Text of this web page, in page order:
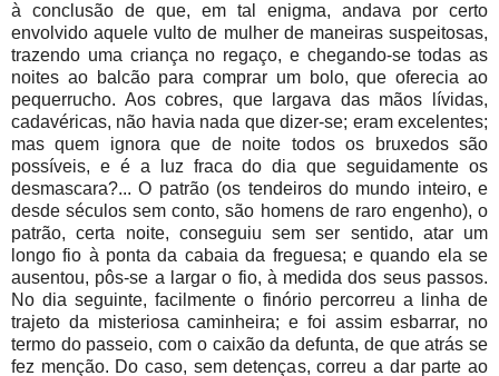
à conclusão de que, em tal enigma, andava por certo
envolvido aquele vulto de mulher de maneiras suspeitosas,
trazendo uma criança no regaço, e chegando-se todas as
noites ao balcão para comprar um bolo, que oferecia ao
pequerrucho. Aos cobres, que largava das mãos lívidas,
cadavéricas, não havia nada que dizer-se; eram excelentes;
mas quem ignora que de noite todos os bruxedos são
possíveis, e é a luz fraca do dia que seguidamente os
desmascara?... O patrão (os tendeiros do mundo inteiro, e
desde séculos sem conto, são homens de raro engenho), o
patrão, certa noite, conseguiu sem ser sentido, atar um
longo fio à ponta da cabaia da freguesa; e quando ela se
ausentou, pôs-se a largar o fio, à medida dos seus passos.
No dia seguinte, facilmente o finório percorreu a linha de
trajeto da misteriosa caminheira; e foi assim esbarrar, no
termo do passeio, com o caixão da defunta, de que atrás se
fez menção. Do caso, sem detenças, correu a dar parte ao